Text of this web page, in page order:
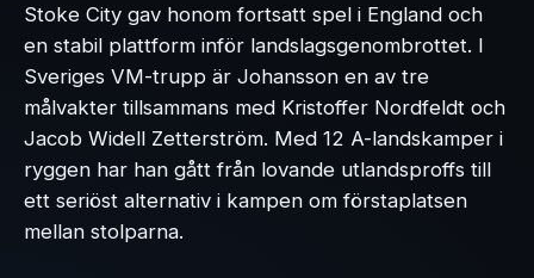
Stoke City gav honom fortsatt spel i England och
en stabil plattform inför landslagsgenombrottet. I
Sveriges VM-trupp är Johansson en av tre
målvakter tillsammans med Kristoffer Nordfeldt och
Jacob Widell Zetterström. Med 12 A-landskamper i
ryggen har han gått från lovande utlandsproffs till
ett seriöst alternativ i kampen om förstaplatsen
mellan stolparna.